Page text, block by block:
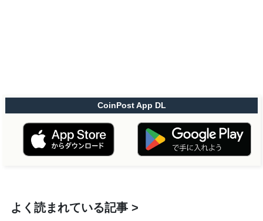
CoinPost App DL
よく読まれている記事